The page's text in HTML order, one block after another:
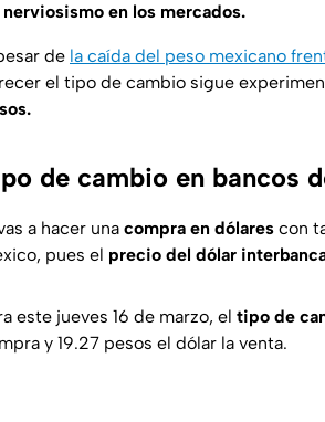
nerviosismo en los mercados.
de la caída del peso mexicano
el tipo de cambio sigue
de cambio en bancos
a hacer una compra en dólares con
pues el precio del dólar
este jueves 16 de marzo, el tipo de
y 19.27 pesos el dólar la venta.